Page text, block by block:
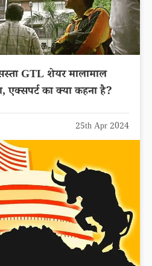
GTL शेयर मालामाल
एक्सपर्ट का क्या कहना है?
25th Apr 2024